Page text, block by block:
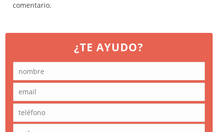
comentario.
¿TE AYUDO?